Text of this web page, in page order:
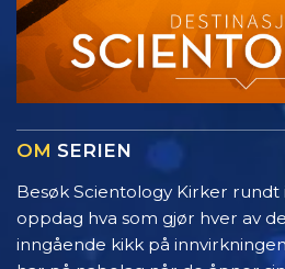
OM SERIEN
Besøk Scientology Kirker rundt
oppdag hva som gjør hver av
inngående kikk på